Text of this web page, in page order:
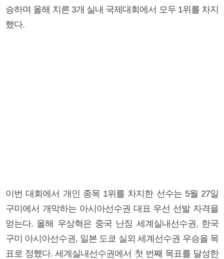
승하며 올해 치른 3개 실내 국제대회에서 모두 1위를 차지
했다.
이번 대회에서 개인 종목 1위를 차지한 선수는 5월 27일
구미에서 개막하는 아시아선수권 대표 우선 선발 자격을
얻는다. 올해 우상혁은 중국 난징 세계실내선수권, 한국
구미 아시아선수권, 일본 도쿄 실외 세계선수권 우승을 목
표로 정했다. 세계실내선수권에서 첫 번째 목표를 달성한